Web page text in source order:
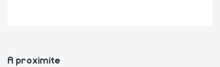
A proximite